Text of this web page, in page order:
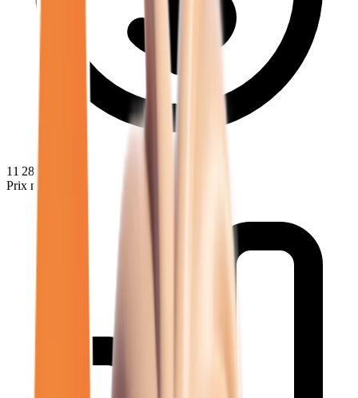
11 280
Prix minimum